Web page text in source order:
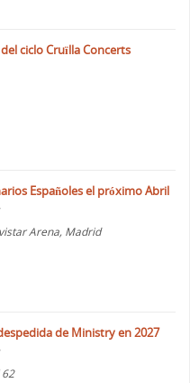
ciclo Cruïlla Concerts
Españoles el próximo Abril
Arena, Madrid
de Ministry en 2027